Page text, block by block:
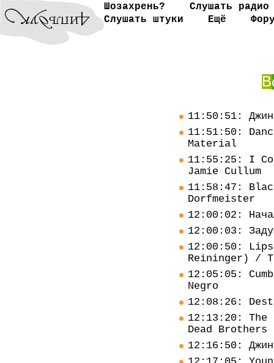
Шозахрень?
Слушать радио
Слушать штуки
Ещё
В
11:50:51:
11:51:50:
Material
11:55:25: I
Jamie Cullum
11:58:47:
Dorfmeister
12:00:02:
12:00:03:
12:00:50:
Reininger) /
12:05:05:
Negro
12:08:26:
12:13:20: The
Dead Brothers
12:16:50: